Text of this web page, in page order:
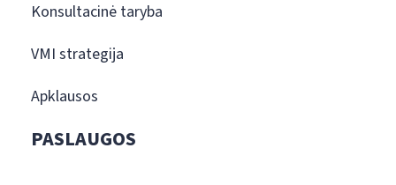
Konsultacinė taryba
VMI strategija
Apklausos
PASLAUGOS